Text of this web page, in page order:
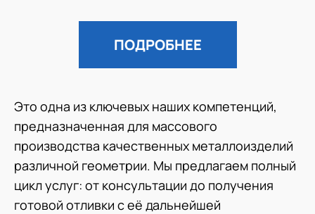
ПОДРОБНЕЕ
Это одна из ключевых наших компетенций,
предназначенная для массового
производства качественных металлоизделий
различной геометрии. Мы предлагаем полный
цикл услуг: от консультации до получения
готовой отливки с её дальнейшей